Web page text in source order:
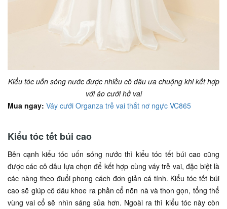
Kiểu tóc uốn sóng nước được nhiều cô dâu ưa chuộng khi kết hợp
với áo cưới hở vai
Mua ngay: Váy cưới Organza trễ vai thắt nơ ngực VC865
Kiểu tóc tết búi cao
Bên cạnh kiểu tóc uốn sóng nước thì kiểu tóc tết búi cao cũng
được các cô dâu lựa chọn để kết hợp cùng váy trễ vai, đặc biệt là
các nàng theo đuổi phong cách đơn giản cá tính. Kiểu tóc tết búi
cao sẽ giúp cô dâu khoe ra phần cổ nõn nà và thon gọn, tổng thể
vùng vai cổ sẽ nhìn sáng sủa hơn. Ngoài ra thì kiểu tóc này còn